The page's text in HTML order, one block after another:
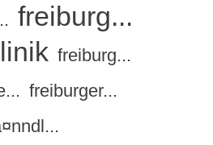
freiburg...
freiburg...
freiburger...